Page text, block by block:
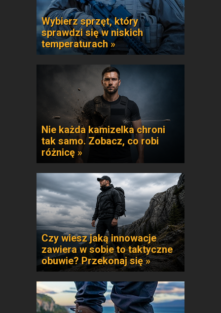
Wybierz sprzęt, który
sprawdzi się w niskich
temperaturach »
Nie każda kamizelka chroni
tak samo. Zobacz, co robi
różnicę »
Czy wiesz jaką innowacje
zawiera w sobie to taktyczne
obuwie? Przekonaj się »